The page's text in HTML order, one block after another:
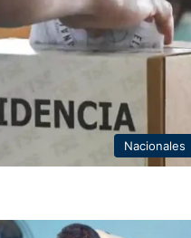
Nacionales